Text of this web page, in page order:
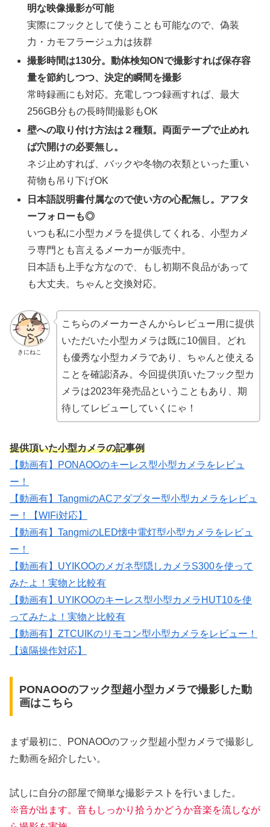
明な映像撮影が可能
実際にフックとして使うことも可能なので、偽装
力・カモフラージュ力は抜群
撮影時間は130分。動体検知ONで撮影すれば保存容
量を節約しつつ、決定的瞬間を撮影
常時録画にも対応。充電しつつ録画すれば、最大
256GB分もの長時間撮影もOK
壁への取り付け方法は２種類。両面テープで止めれ
ば穴開けの必要無し。
ネジ止めすれば、バックや冬物の衣類といった重い
荷物も吊り下げOK
日本語説明書付属なので使い方の心配無し。アフタ
ーフォローも◎
いつも私に小型カメラを提供してくれる、小型カメ
ラ専門とも言えるメーカーが販売中。
日本語も上手な方なので、もし初期不良品があって
も大丈夫。ちゃんと交換対応。
きにねこ
こちらのメーカーさんからレビュー用に提供
いただいた小型カメラは既に10個目。どれ
も優秀な小型カメラであり、ちゃんと使える
ことを確認済み。今回提供頂いたフック型カ
メラは2023年発売品ということもあり、期
待してレビューしていくにゃ！
提供頂いた小型カメラの記事例
【動画有】PONAOOのキーレス型小型カメラをレビュ
ー！
【動画有】TangmiのACアダプター型小型カメラをレビュ
ー！【WIFi対応】
【動画有】TangmiのLED懐中電灯型小型カメラをレビュ
ー！
【動画有】UYIKOOのメガネ型隠しカメラS300を使って
みたよ！実物と比較有
【動画有】UYIKOOのキーレス型小型カメラHUT10を使
ってみたよ！実物と比較有
【動画有】ZTCUIKのリモコン型小型カメラをレビュー！
【遠隔操作対応】
PONAOOのフック型超小型カメラで撮影した動
画はこちら
まず最初に、PONAOOのフック型超小型カメラで撮影し
た動画を紹介したい。
試しに自分の部屋で簡単な撮影テストを行いました。
※音が出ます。音もしっかり拾うかどうか音楽を流しなが